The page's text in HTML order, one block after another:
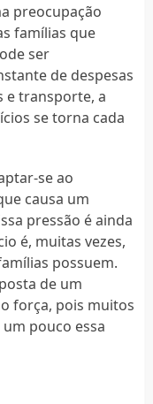
preocupação
famílias que
ser
de despesas
e transporte, a
se torna cada
se ao
causa um
pressão é ainda
é, muitas vezes,
possuem.
de um
força, pois muitos
pouco essa